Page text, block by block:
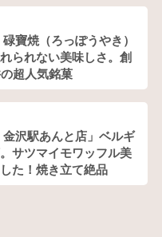
寶焼（ろっぽうやき）
られない美味しさ。創
超人気銘菓
金沢駅あんと店」ベルギ
サツマイモワッフル美
た！焼き立て絶品